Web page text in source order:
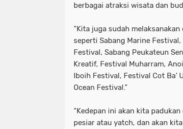
berbagai atraksi wisata dan
“Kita juga sudah
seperti Sabang Marine
Festival, Sabang Peukateun
Kreatif, Festival Muharram,
Iboih Festival, Festival Cot Ba’
Ocean Festival.”
“Kedepan ini akan kita
pesiar atau yatch, dan akan